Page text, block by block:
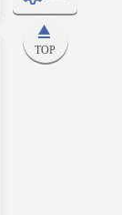
TOP